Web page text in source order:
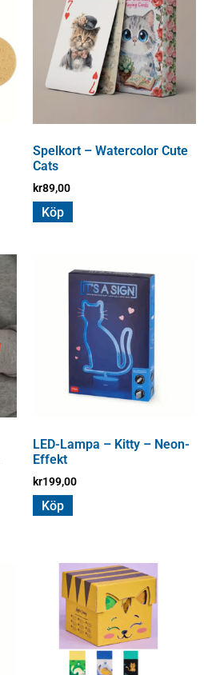
Spelkort – Watercolor Cute
Cats
kr89,00
Köp
LED-Lampa – Kitty – Neon-
Effekt
kr199,00
Köp